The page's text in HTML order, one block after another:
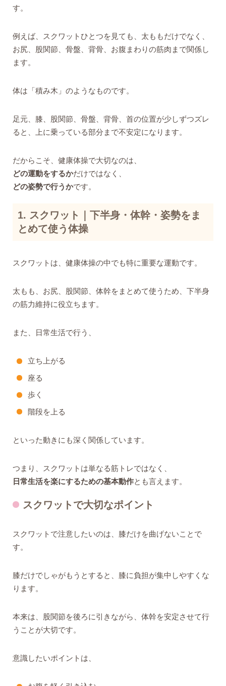
す。
例えば、スクワットひとつを見ても、太ももだけでなく、
お尻、股関節、骨盤、背骨、お腹まわりの筋肉まで関係し
ます。
体は「積み木」のようなものです。
足元、膝、股関節、骨盤、背骨、首の位置が少しずつズレ
ると、上に乗っている部分まで不安定になります。
だからこそ、健康体操で大切なのは、
どの運動をするかだけではなく、
どの姿勢で行うかです。
1. スクワット｜下半身・体幹・姿勢をま
とめて使う体操
スクワットは、健康体操の中でも特に重要な運動です。
太もも、お尻、股関節、体幹をまとめて使うため、下半身
の筋力維持に役立ちます。
また、日常生活で行う、
立ち上がる
座る
歩く
階段を上る
といった動きにも深く関係しています。
つまり、スクワットは単なる筋トレではなく、
日常生活を楽にするための基本動作とも言えます。
スクワットで大切なポイント
スクワットで注意したいのは、膝だけを曲げないことで
す。
膝だけでしゃがもうとすると、膝に負担が集中しやすくな
ります。
本来は、股関節を後ろに引きながら、体幹を安定させて行
うことが大切です。
意識したいポイントは、